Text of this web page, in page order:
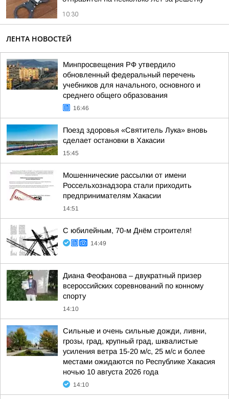
10:30
ЛЕНТА НОВОСТЕЙ
Минпросвещения РФ утвердило
обновленный федеральный перечень
учебников для начального, основного и
среднего общего образования
16:46
Поезд здоровья «Святитель Лука» вновь
сделает остановки в Хакасии
15:45
Мошеннические рассылки от имени
Россельхознадзора стали приходить
предпринимателям Хакасии
14:51
С юбилейным, 70-м Днём строителя!
14:49
Диана Феофанова – двукратный призер
всероссийских соревнований по конному
спорту
14:10
Сильные и очень сильные дожди, ливни,
грозы, град, крупный град, шквалистые
усиления ветра 15-20 м/с, 25 м/с и более
местами ожидаются по Республике Хакасия
ночью 10 августа 2026 года
14:10